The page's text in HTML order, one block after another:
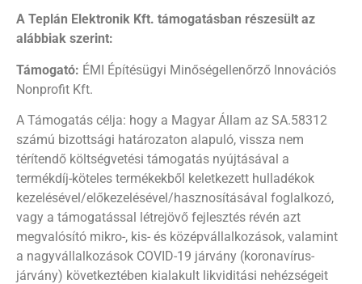
A Teplán Elektronik Kft. támogatásban részesült az
alábbiak szerint:
Támogató: ÉMI Építésügyi Minőségellenőrző Innovációs
Nonprofit Kft.
A Támogatás célja: hogy a Magyar Állam az SA.58312
számú bizottsági határozaton alapuló, vissza nem
térítendő költségvetési támogatás nyújtásával a
termékdíj-köteles termékekből keletkezett hulladékok
kezelésével/előkezelésével/hasznosításával foglalkozó,
vagy a támogatással létrejövő fejlesztés révén azt
megvalósító mikro-, kis- és középvállalkozások, valamint
a nagyvállalkozások COVID-19 járvány (koronavírus-
járvány) következtében kialakult likviditási nehézségeit